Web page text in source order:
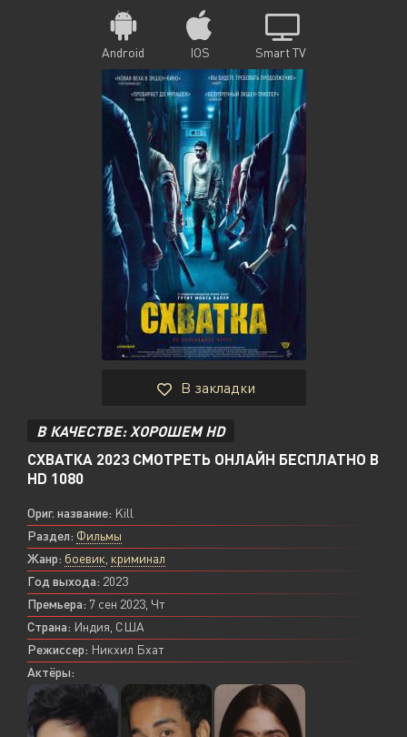
Android IOS Smart TV
В закладки
В КАЧЕСТВЕ: ХОРОШЕМ HD
СХВАТКА 2023 СМОТРЕТЬ ОНЛАЙН БЕСПЛАТНО В
HD 1080
Ориг. название: Kill
Раздел: Фильмы
Жанр: боевик криминал
Год выхода: 2023
Премьера: 7 сен 2023, Чт
Страна: Индия, США
Режиссер: Никхил Бхат
Актёры: